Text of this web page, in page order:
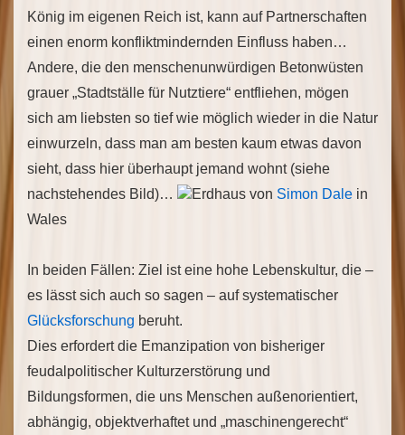
König im eigenen Reich ist, kann auf Partnerschaften
einen enorm konfliktmindernden Einfluss haben…
Andere, die den menschenunwürdigen Betonwüsten
grauer „Stadtställe für Nutztiere“ entfliehen, mögen
sich am liebsten so tief wie möglich wieder in die Natur
einwurzeln, dass man am besten kaum etwas davon
sieht, dass hier überhaupt jemand wohnt (siehe
nachstehendes Bild)…
Erdhaus von Simon Dale in
Wales
In beiden Fällen: Ziel ist eine hohe Lebenskultur, die –
es lässt sich auch so sagen – auf systematischer
Glücksforschung beruht.
Dies erfordert die Emanzipation von bisheriger
feudalpolitischer Kulturzerstörung und
Bildungsformen, die uns Menschen außenorientiert,
abhängig, objektverhaftet und „maschinengerecht“